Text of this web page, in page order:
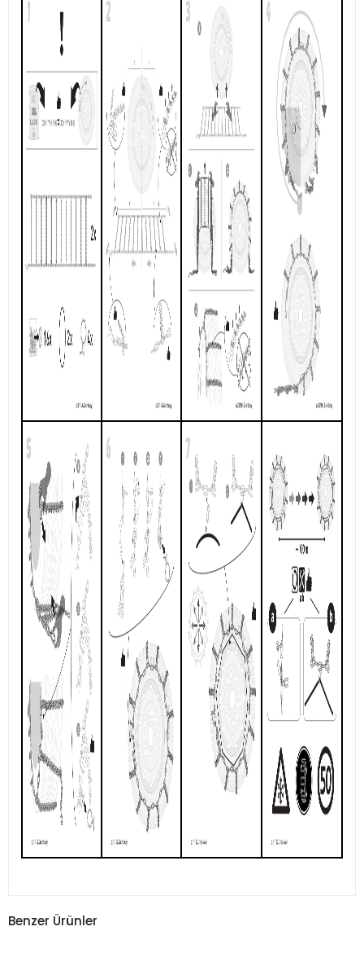
Benzer Ürünler